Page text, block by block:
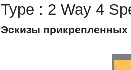
Type : 2 Way 4
Эскизы прикрепленных